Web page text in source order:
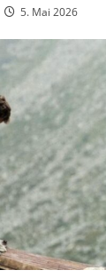
5. Mai 2026